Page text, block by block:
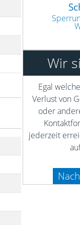
Wir
Egal
Verlust von
oder
jederzeit